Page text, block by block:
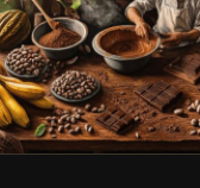
L’art ancestral de
des fèves de
savoir-faire
Dégustations